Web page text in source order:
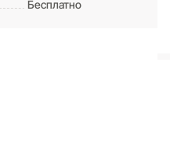
Бесплатно